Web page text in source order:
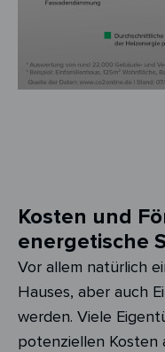
Kosten und
energetische
Vor allem natürlich
Hauses, aber auch
werden. Viele
potenziellen